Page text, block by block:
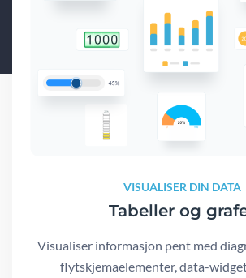
VISUALISER DIN DATA
Tabeller og
Visualiser informasjon pent med
flytskjemaelementer, data-